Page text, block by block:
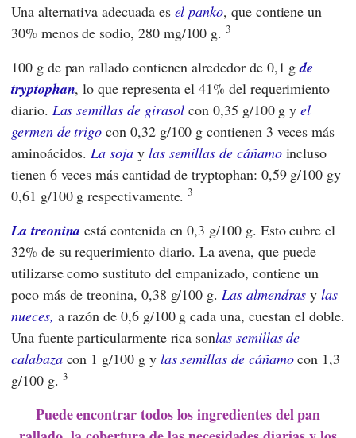
Una alternativa adecuada es el panko, que contiene un
30% menos de sodio, 280 mg/100 g.3
100 g de pan rallado contienen alrededor de 0,1 gde
tryptophan, lo que representa el 41% del requerimiento
diario. Las semillas de girasol con 0,35 g/100 g yel
germen de trigo con 0,32 g/100 g contienen 3 veces más
aminoácidos.La sojay las semillas de cáñamoincluso
tienen 6 veces más cantidad de tryptophan: 0,59 g/100 gy
0,61 g/100 g respectivamente.3
La treonina está contenida en 0,3 g/100 g. Esto cubre el
32% de su requerimiento diario. La avena, que puede
utilizarse como sustituto del empanizado, contiene un
poco más de treonina, 0,38 g/100 g.Las almendras ylas
nueces, a razón de 0,6 g/100 g cada una, cuestan el doble.
Una fuente particularmente rica sonlas semillas de
calabazacon 1 g/100 g y las semillas de cáñamocon 1,3
g/100 g. 3
Puede encontrar todos los ingredientes del pan